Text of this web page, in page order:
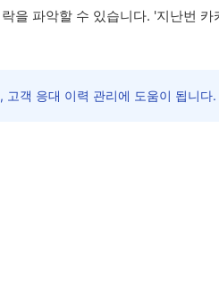
을 파악할 수 있습니다. '지난번 카
객 응대 이력 관리에 도움이 됩니다.